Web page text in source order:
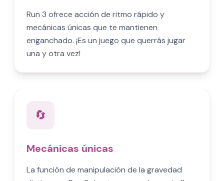
Run 3 ofrece acción de ritmo rápido y
mecánicas únicas que te mantienen
enganchado. ¡Es un juego que querrás jugar
una y otra vez!
🔄
Mecánicas únicas
La función de manipulación de la gravedad